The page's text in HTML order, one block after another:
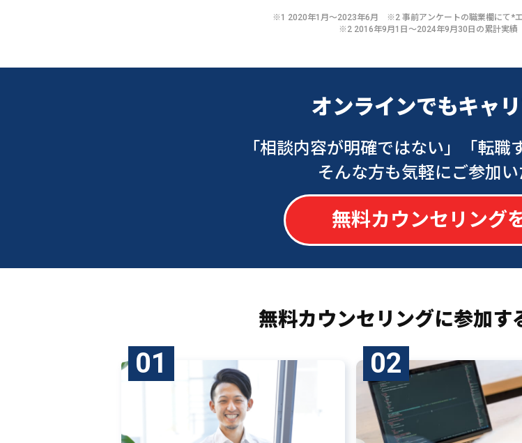
※1 2020年1月〜2023年6月 ※2 事前アンケートの職業欄にて*エ
※2 2016年9月1日〜2024年9月30日の累計実
オンラインでもキャ
「相談内容が明確ではない」
「転職
そんな方も気軽にご参加い
無料カウンセリング
無料カウンセリングに参加す
01 02